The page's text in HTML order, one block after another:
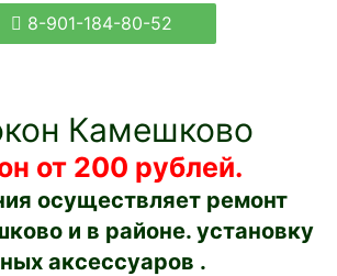
8-901-184-80-52
Камешково
от 200 рублей.
осуществляет ремонт
и в районе. установку
аксессуаров .